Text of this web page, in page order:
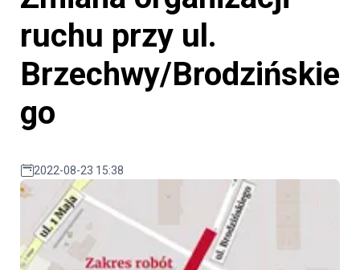
ruchu przy ul.
Brzechwy/Brodzińskie
go
2022-08-23 15:38